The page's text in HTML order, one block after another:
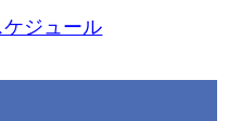
ケジュール